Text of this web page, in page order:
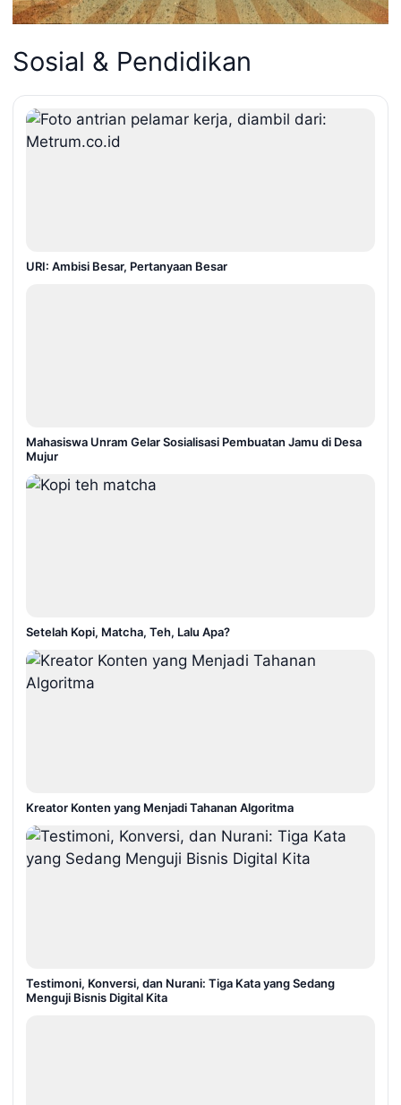
Sosial & Pendidikan
URI: Ambisi Besar, Pertanyaan Besar
Mahasiswa Unram Gelar Sosialisasi Pembuatan Jamu di Desa
Mujur
Setelah Kopi, Matcha, Teh, Lalu Apa?
Kreator Konten yang Menjadi Tahanan Algoritma
Testimoni, Konversi, dan Nurani: Tiga Kata yang Sedang
Menguji Bisnis Digital Kita